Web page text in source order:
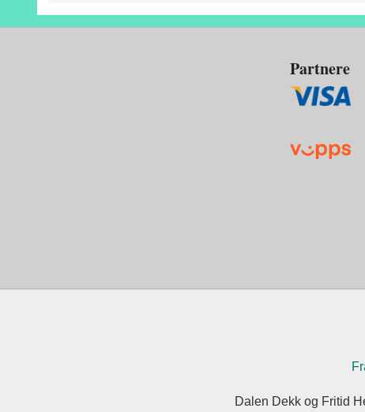
Partnere
Dalen Dekk og Fritid